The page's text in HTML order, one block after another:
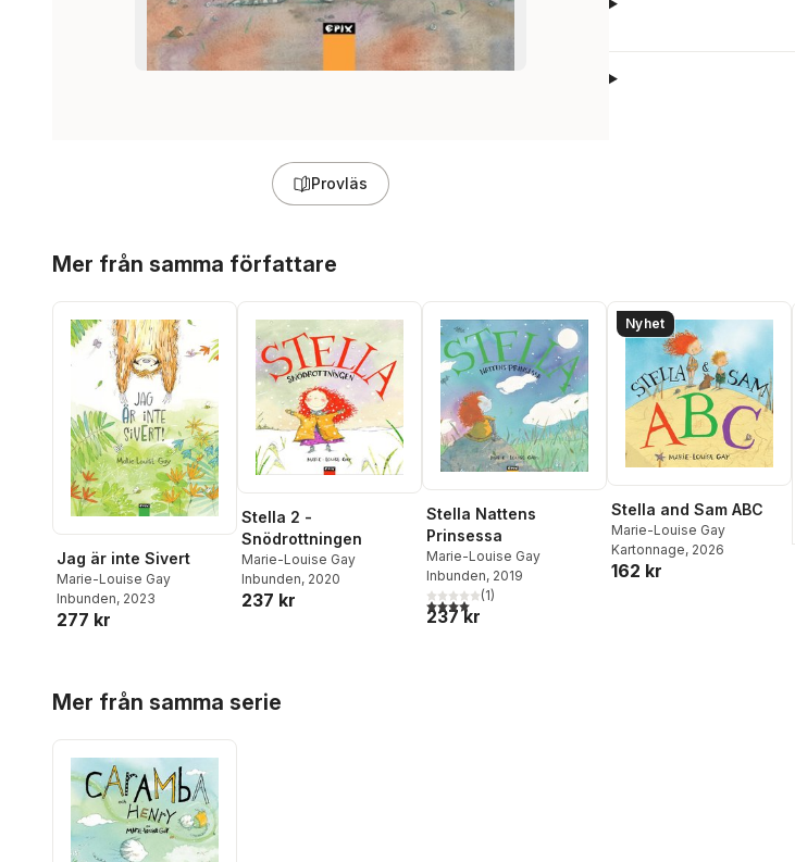
Provläs
Mer från samma författare
Jag är inte Sivert
Marie-Louise Gay
Inbunden, 2023
277 kr
Stella 2 -
Snödrottningen
Marie-Louise Gay
Inbunden, 2020
237 kr
Stella Nattens
Prinsessa
Marie-Louise Gay
Inbunden, 2019
4,0utav 5 stjärnor. Totalt antal röster:
(1)
237 kr
Nyhet
Stella and Sam ABC
Marie-Louise Gay
Kartonnage, 2026
162 kr
Mer från samma serie